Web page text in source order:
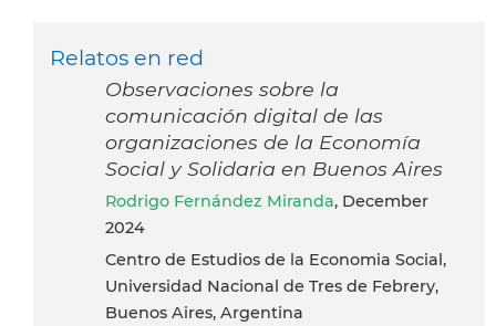
Relatos en red
Observaciones sobre la
comunicación digital de las
organizaciones de la Economía
Social y Solidaria en Buenos Aires
Rodrigo Fernández Miranda, December
2024
Centro de Estudios de la Economia Social,
Universidad Nacional de Tres de Febrery,
Buenos Aires, Argentina